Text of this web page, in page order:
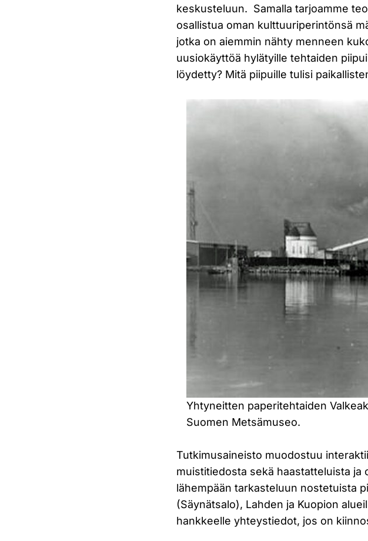
keskusteluun. Samalla tarjoamme
osallistua oman kulttuuriperintönsä
jotka on aiemmin nähty menneen
uusiokäyttöä hylätyille tehtaiden
löydetty? Mitä piipuille tulisi
Yhtyneitten paperitehtaiden
Suomen Metsämuseo.
Tutkimusaineisto muodostuu
muistitiedosta sekä haastatteluista ja
lähempään tarkasteluun nostetuista
(Säynätsalo), Lahden ja Kuopion
hankkeelle yhteystiedot, jos on